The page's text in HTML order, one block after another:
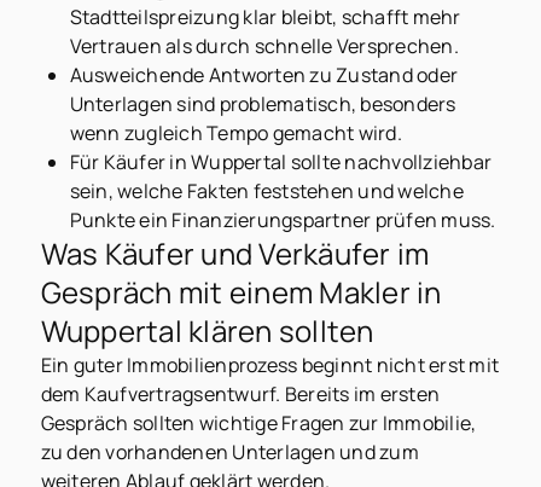
Stadtteilspreizung klar bleibt, schafft mehr
Vertrauen als durch schnelle Versprechen.
Ausweichende Antworten zu Zustand oder
Unterlagen sind problematisch, besonders
wenn zugleich Tempo gemacht wird.
Für Käufer in Wuppertal sollte nachvollziehbar
sein, welche Fakten feststehen und welche
Punkte ein Finanzierungspartner prüfen muss.
Was Käufer und Verkäufer im
Gespräch mit einem Makler in
Wuppertal klären sollten
Ein guter Immobilienprozess beginnt nicht erst mit
dem Kaufvertragsentwurf. Bereits im ersten
Gespräch sollten wichtige Fragen zur Immobilie,
zu den vorhandenen Unterlagen und zum
weiteren Ablauf geklärt werden.